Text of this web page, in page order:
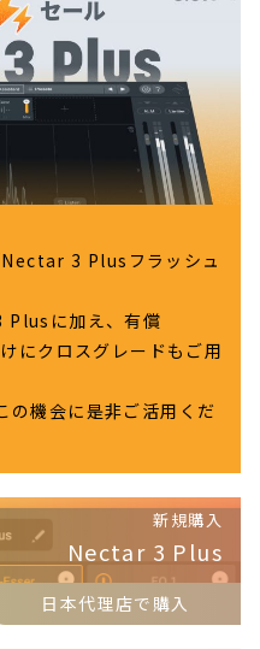
3 Plusフラッシュ
Plusに加え、有償
にクロスグレードもご用
の機会に是非ご活用くだ
新規購入
Nectar 3 Plus
日本代理店で購入